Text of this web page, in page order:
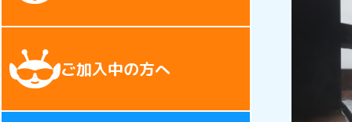
ご加入中の方へ